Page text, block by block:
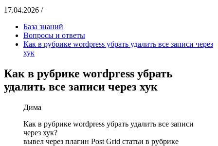
17.04.2026 /
База знаний
Вопросы и ответы
Как в рубрике wordpress убрать удалить все записи через
хук
Как в рубрике wordpress убрать
удалить все записи через хук
Дима
Как в рубрике wordpress убрать удалить все записи
через хук?
вывел через плагин Post Grid статьи в рубрике